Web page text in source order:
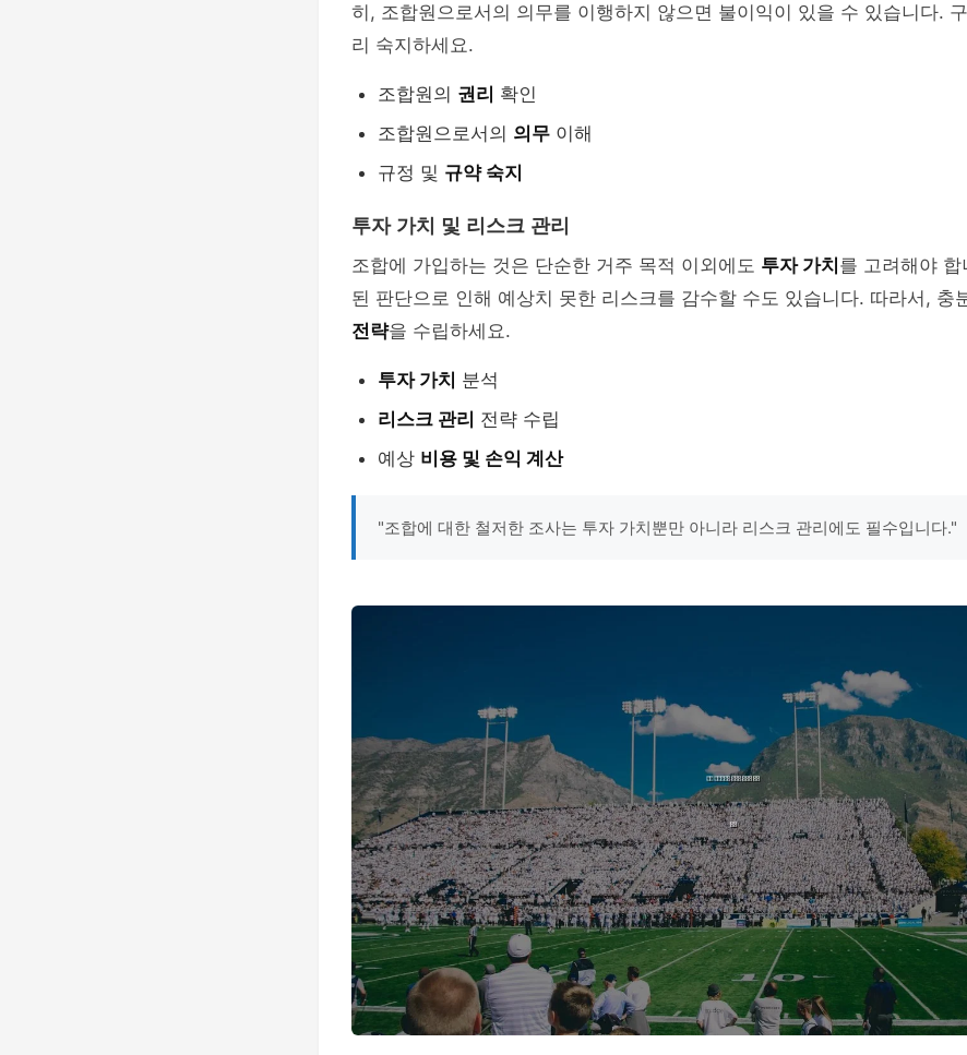
히, 조합원으로서의 의무를 이행하지 않으면 불이익이 있을 수 있습니다.
리 숙지하세요.
조합원의 권리 확인
조합원으로서의 의무 이해
규정 및 규약 숙지
투자 가치 및 리스크 관리
조합에 가입하는 것은 단순한 거주 목적 이외에도 투자 가치 를 고려해야
된 판단으로 인해 예상치 못한 리스크를 감수할 수도 있습니다. 따라서, 충
전략을 수립하세요.
투자 가치 분석
리스크 관리 전략 수립
예상 비용 및 손익 계산
"조합에 대한 철저한 조사는 투자 가치뿐만 아니라 리스크 관리에도 필수입니다."